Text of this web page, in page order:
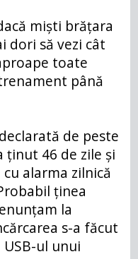
miști brățara
dori să vezi cât
toate
până
de peste
ținut 46 de zile și
alarma zilnică
ținea
la
s-a făcut
ul unui